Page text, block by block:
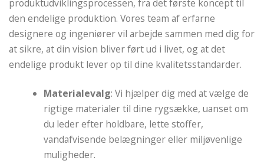
produktudviklingsprocessen, fra det første koncept til
den endelige produktion. Vores team af erfarne
designere og ingeniører vil arbejde sammen med dig for
at sikre, at din vision bliver ført ud i livet, og at det
endelige produkt lever op til dine kvalitetsstandarder.
Materialevalg: Vi hjælper dig med at vælge de
rigtige materialer til dine rygsække, uanset om
du leder efter holdbare, lette stoffer,
vandafvisende belægninger eller miljøvenlige
muligheder.